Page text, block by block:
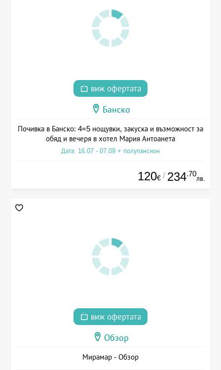
виж офертата
Банско
Почивка в Банско: 4=5 нощувки, закуска и възможност за
обяд и вечеря в хотел Мария Антоанета
Дата: 16.07 - 07.09 + полупансион
120€ / 234.70
лв.
виж офертата
Обзор
Мирамар - Обзор